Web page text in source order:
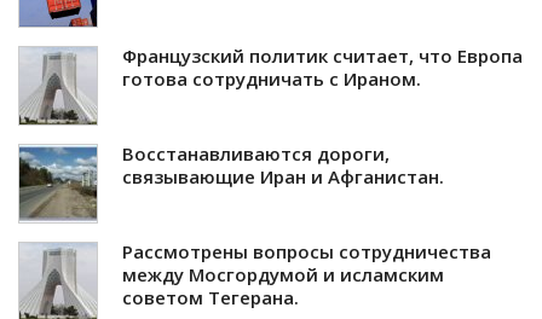
Французский политик считает, что Европа
готова сотрудничать с Ираном.
Восстанавливаются дороги,
связывающие Иран и Афганистан.
Рассмотрены вопросы сотрудничества
между Мосгордумой и исламским
советом Тегерана.